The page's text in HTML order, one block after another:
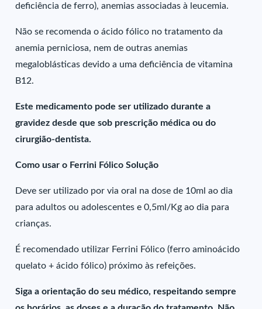
deficiência de ferro), anemias associadas à leucemia.
Não se recomenda o ácido fólico no tratamento da
anemia perniciosa, nem de outras anemias
megaloblásticas devido a uma deficiência de vitamina
B12.
Este medicamento pode ser utilizado durante a
gravidez desde que sob prescrição médica ou do
cirurgião-dentista.
Como usar o Ferrini Fólico Solução
Deve ser utilizado por via oral na dose de 10ml ao dia
para adultos ou adolescentes e 0,5ml/Kg ao dia para
crianças.
É recomendado utilizar Ferrini Fólico (ferro aminoácido
quelato + ácido fólico) próximo às refeições.
Siga a orientação do seu médico, respeitando sempre